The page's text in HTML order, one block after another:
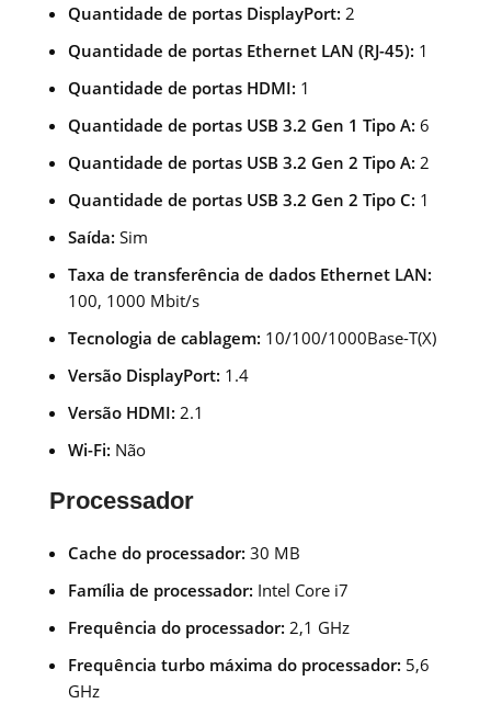
Quantidade de portas DisplayPort: 2
Quantidade de portas Ethernet LAN (RJ-45): 1
Quantidade de portas HDMI: 1
Quantidade de portas USB 3.2 Gen 1 Tipo A: 6
Quantidade de portas USB 3.2 Gen 2 Tipo A: 2
Quantidade de portas USB 3.2 Gen 2 Tipo C: 1
Saída: Sim
Taxa de transferência de dados Ethernet LAN:
100, 1000 Mbit/s
Tecnologia de cablagem: 10/100/1000Base-T(X)
Versão DisplayPort: 1.4
Versão HDMI: 2.1
Wi-Fi: Não
Processador
Cache do processador: 30 MB
Família de processador: Intel Core i7
Frequência do processador: 2,1 GHz
Frequência turbo máxima do processador: 5,6
GHz